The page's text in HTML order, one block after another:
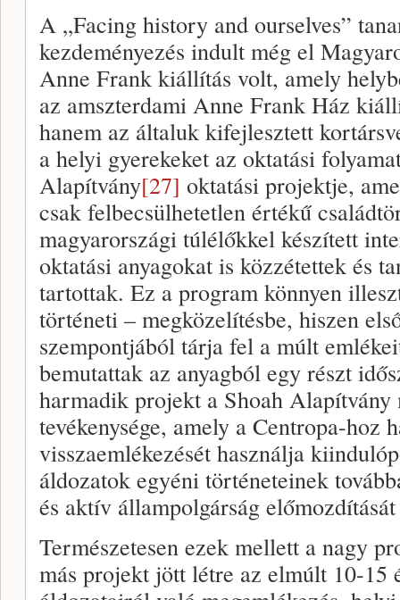
A „Facing history and ourselves”
kezdeményezés indult még el
Anne Frank kiállítás volt, amely
az amszterdami Anne Frank Ház
hanem az általuk kifejlesztett
a helyi gyerekeket az oktatási
Alapítvány[27] oktatási projektje,
csak felbecsülhetetlen értékű
magyarországi túlélőkkel készített
oktatási anyagokat is közzétettek és
tartottak. Ez a program könnyen
történeti – megközelítésbe, hiszen
szempontjából tárja fel a múlt
bemutattak az anyagból egy részt
harmadik projekt a Shoah Alapítvány
tevékenysége, amely a Centropa-hoz
visszaemlékezését használja
áldozatok egyéni történeteinek
és aktív állampolgárság
Természetesen ezek mellett a nagy
más projekt jött létre az elmúlt 10-15